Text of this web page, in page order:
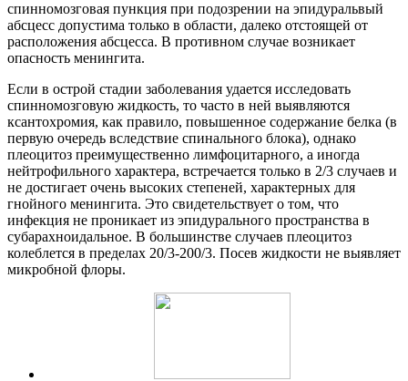
спинномозговая пункция при подозрении на эпидуральвый
абсцесс допустима только в области, далеко отстоящей от
расположения абсцесса. В противном случае возникает
опасность менингита.
Если в острой стадии заболевания удается исследовать
спинномозговую жидкость, то часто в ней выявляются
ксантохромия, как правило, повышенное содержание белка (в
первую очередь вследствие спинального блока), однако
плеоцитоз преимущественно лимфоцитарного, а иногда
нейтрофильного характера, встречается только в 2/3 случаев и
не достигает очень высоких степеней, характерных для
гнойного менингита. Это свидетельствует о том, что
инфекция не проникает из эпидурального пространства в
субарахноидальное. В большинстве случаев плеоцитоз
колеблется в пределах 20/3-200/3. Посев жидкости не выявляет
микробной флоры.